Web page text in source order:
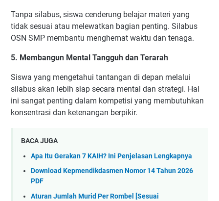
Tanpa silabus, siswa cenderung belajar materi yang
tidak sesuai atau melewatkan bagian penting. Silabus
OSN SMP membantu menghemat waktu dan tenaga.
5. Membangun Mental Tangguh dan Terarah
Siswa yang mengetahui tantangan di depan melalui
silabus akan lebih siap secara mental dan strategi. Hal
ini sangat penting dalam kompetisi yang membutuhkan
konsentrasi dan ketenangan berpikir.
BACA JUGA
Apa Itu Gerakan 7 KAIH? Ini Penjelasan Lengkapnya
Download Kepmendikdasmen Nomor 14 Tahun 2026
PDF
Aturan Jumlah Murid Per Rombel [Sesuai